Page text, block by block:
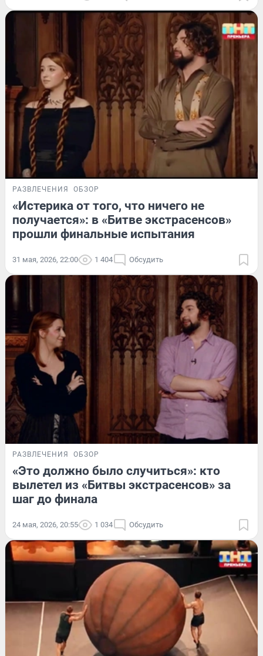
РАЗВЛЕЧЕНИЯ ОБЗОР
«Истерика от того, что ничего не
получается»: в «Битве экстрасенсов»
прошли финальные испытания
31 мая, 2026, 22:00 1 404 Обсудить
РАЗВЛЕЧЕНИЯ ОБЗОР
«Это должно было случиться»: кто
вылетел из «Битвы экстрасенсов» за
шаг до финала
24 мая, 2026, 20:55 1 034 Обсудить